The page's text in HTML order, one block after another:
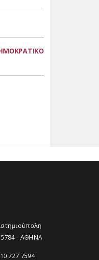
- ΑΘΗΝΑ
727 7594